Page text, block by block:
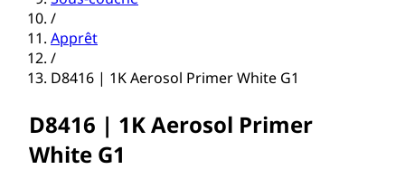
/
Apprêt
/
D8416 | 1K Aerosol Primer White G1
D8416 | 1K Aerosol Primer
White G1